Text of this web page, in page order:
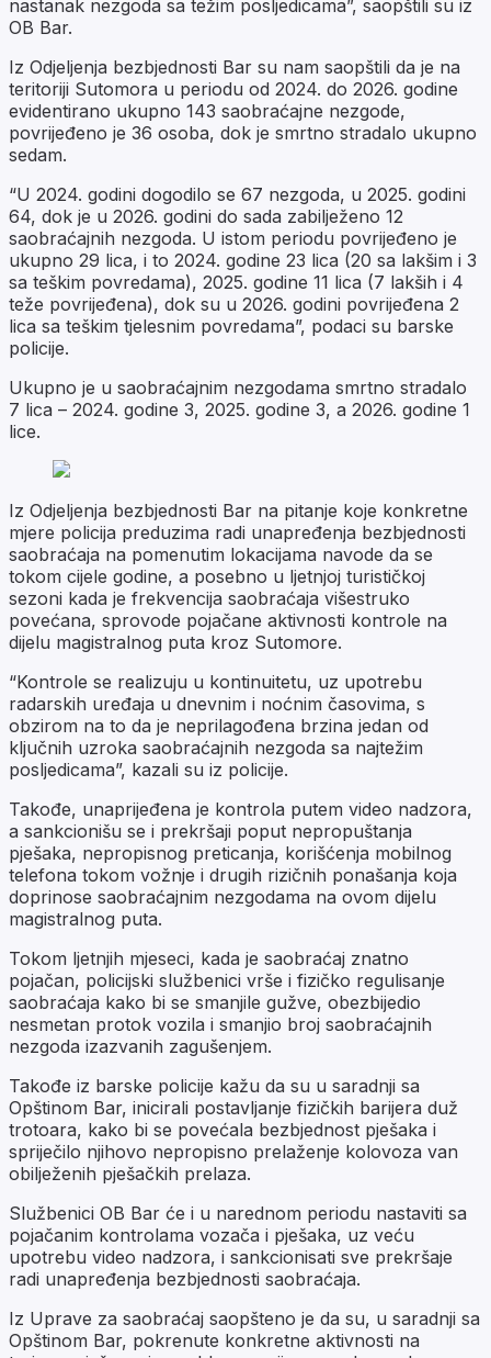
nastanak nezgoda sa težim posljedicama”, saopštili su iz
OB Bar.
Iz Odjeljenja bezbjednosti Bar su nam saopštili da je na
teritoriji Sutomora u periodu od 2024. do 2026. godine
evidentirano ukupno 143 saobraćajne nezgode,
povrijeđeno je 36 osoba, dok je smrtno stradalo ukupno
sedam.
“U 2024. godini dogodilo se 67 nezgoda, u 2025. godini
64, dok je u 2026. godini do sada zabilježeno 12
saobraćajnih nezgoda. U istom periodu povrijeđeno je
ukupno 29 lica, i to 2024. godine 23 lica (20 sa lakšim i 3
sa teškim povredama), 2025. godine 11 lica (7 lakših i 4
teže povrijeđena), dok su u 2026. godini povrijeđena 2
lica sa teškim tjelesnim povredama”, podaci su barske
policije.
Ukupno je u saobraćajnim nezgodama smrtno stradalo
7 lica – 2024. godine 3, 2025. godine 3, a 2026. godine 1
lice.
Iz Odjeljenja bezbjednosti Bar na pitanje koje konkretne
mjere policija preduzima radi unapređenja bezbjednosti
saobraćaja na pomenutim lokacijama navode da se
tokom cijele godine, a posebno u ljetnjoj turističkoj
sezoni kada je frekvencija saobraćaja višestruko
povećana, sprovode pojačane aktivnosti kontrole na
dijelu magistralnog puta kroz Sutomore.
“Kontrole se realizuju u kontinuitetu, uz upotrebu
radarskih uređaja u dnevnim i noćnim časovima, s
obzirom na to da je neprilagođena brzina jedan od
ključnih uzroka saobraćajnih nezgoda sa najtežim
posljedicama”, kazali su iz policije.
Takođe, unaprijeđena je kontrola putem video nadzora,
a sankcionišu se i prekršaji poput nepropuštanja
pješaka, nepropisnog preticanja, korišćenja mobilnog
telefona tokom vožnje i drugih rizičnih ponašanja koja
doprinose saobraćajnim nezgodama na ovom dijelu
magistralnog puta.
Tokom ljetnjih mjeseci, kada je saobraćaj znatno
pojačan, policijski službenici vrše i fizičko regulisanje
saobraćaja kako bi se smanjile gužve, obezbijedio
nesmetan protok vozila i smanjio broj saobraćajnih
nezgoda izazvanih zagušenjem.
Takođe iz barske policije kažu da su u saradnji sa
Opštinom Bar, inicirali postavljanje fizičkih barijera duž
trotoara, kako bi se povećala bezbjednost pješaka i
spriječilo njihovo nepropisno prelaženje kolovoza van
obilježenih pješačkih prelaza.
Službenici OB Bar će i u narednom periodu nastaviti sa
pojačanim kontrolama vozača i pješaka, uz veću
upotrebu video nadzora, i sankcionisati sve prekršaje
radi unapređenja bezbjednosti saobraćaja.
Iz Uprave za saobraćaj saopšteno je da su, u saradnji sa
Opštinom Bar, pokrenute konkretne aktivnosti na